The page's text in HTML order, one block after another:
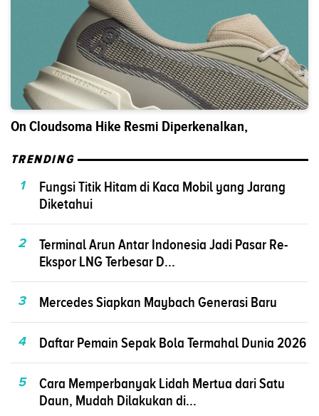
On Cloudsoma Hike Resmi Diperkenalkan,
TRENDING
1
Fungsi Titik Hitam di Kaca Mobil yang Jarang
Diketahui
2
Terminal Arun Antar Indonesia Jadi Pasar Re-
Ekspor LNG Terbesar D...
3 Mercedes Siapkan Maybach Generasi Baru
4 Daftar Pemain Sepak Bola Termahal Dunia 2026
5
Cara Memperbanyak Lidah Mertua dari Satu
Daun, Mudah Dilakukan di...